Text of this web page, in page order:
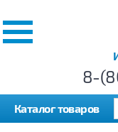
8-
Каталог товаров